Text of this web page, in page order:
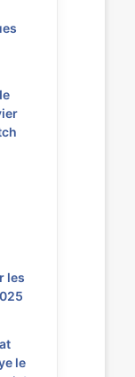
les
le